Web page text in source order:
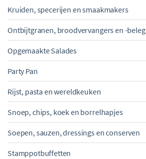
Kruiden, specerijen en smaakmakers
Ontbijtgranen, broodvervangers en -beleg
Opgemaakte Salades
Party Pan
Rijst, pasta en wereldkeuken
Snoep, chips, koek en borrelhapjes
Soepen, sauzen, dressings en conserven
Stamppotbuffetten